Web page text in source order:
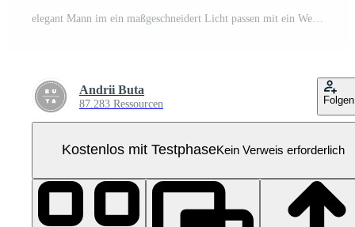
Andrii Buta
87.283 Ressourcen Folgen
Kostenlos mit TestphaseKein Verweis erforderlich